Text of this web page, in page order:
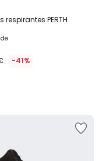
respirantes PERTH
-41%